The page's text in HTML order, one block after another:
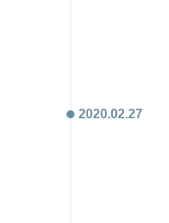
2020.02.27